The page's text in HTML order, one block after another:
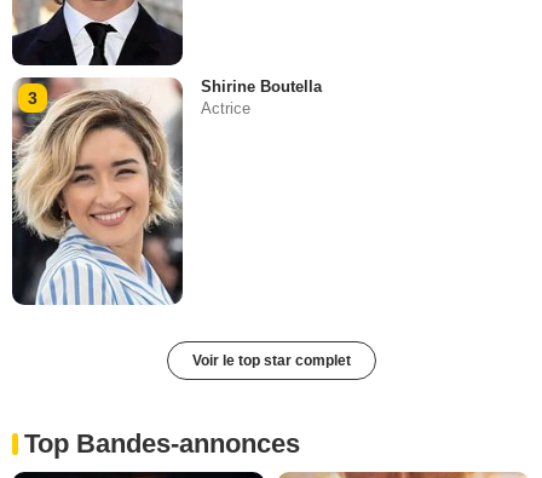
3
Shirine Boutella
Actrice
Voir le top star complet
Top Bandes-annonces